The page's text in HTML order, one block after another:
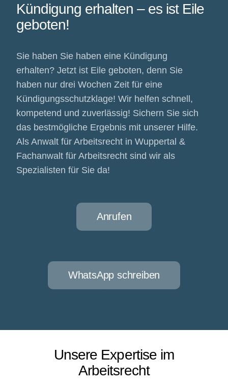
Kündigung erhalten – es ist Eile
geboten!
Sie haben Sie haben eine Kündigung
erhalten? Jetzt ist Eile geboten, denn Sie
haben nur drei Wochen Zeit für eine
Kündigungsschutzklage! Wir helfen schnell,
kompetend und zuverlässig! Sichern Sie sich
das bestmögliche Ergebnis mit unserer Hilfe.
Als Anwalt für Arbeitsrecht in Wuppertal &
Fachanwalt für Arbeitsrecht sind wir als
Spezialisten für Sie da!
Anrufen
WhatsApp schreiben
Unsere Expertise im
Arbeitsrecht